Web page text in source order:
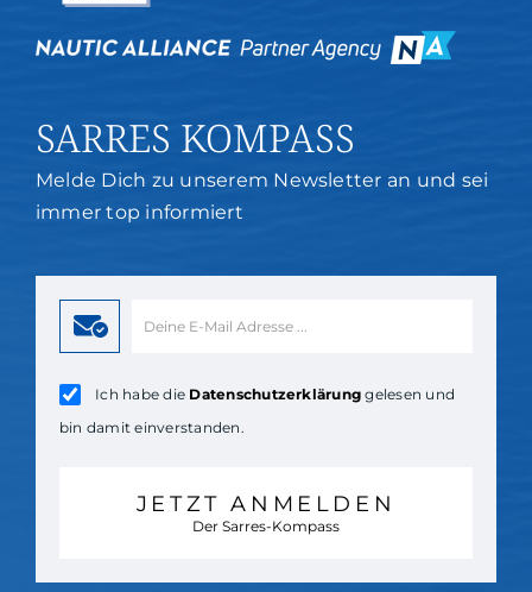
SARRES KOMPASS
Melde Dich zu unserem Newsletter an und sei
immer top informiert
Ich habe die Datenschutzerklärung gelesen und
bin damit einverstanden.
JETZT ANMELDEN
Der Sarres-Kompass